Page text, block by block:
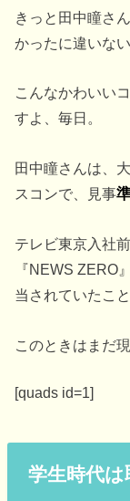
きっと田中瞳さ
かったに違いない
こんなかわいい
すよ、毎日。
田中瞳さんは、
スコンで、見事
テレビ東京入社
『NEWS ZERO
当されていたこ
このときはまだ
[quads id=1]
学生時代